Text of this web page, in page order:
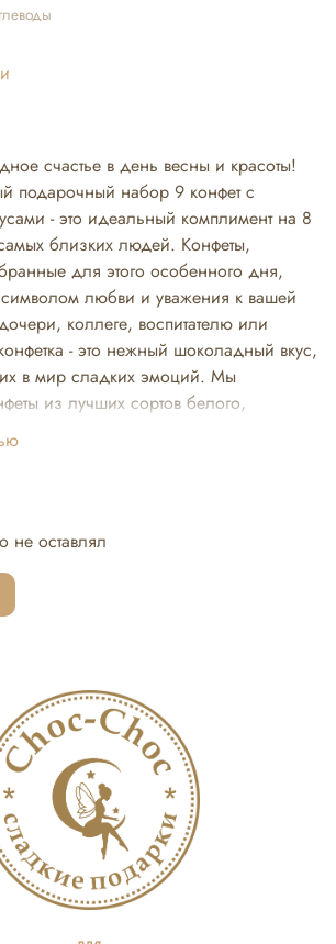
счастье в день весны и красоты!
подарочный набор 9 конфет с
- это идеальный комплимент на 8
близких людей. Конфеты,
для этого особенного дня,
символом любви и уважения к вашей
коллеге, воспитателю или
- это нежный шоколадный вкус,
их в мир сладких эмоций. Мы
из лучших сортов белого,
шоколада. Используем яркую
не оставлял